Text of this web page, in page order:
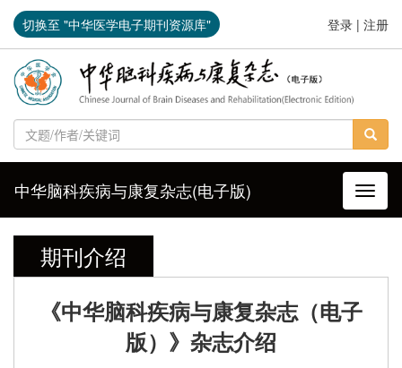
切换至 "中华医学电子期刊资源库" 登录 | 注册
导航
中华脑科疾病与康复杂志(电子版)
期刊介绍
《中华脑科疾病与康复杂志（电子
版）》杂志介绍